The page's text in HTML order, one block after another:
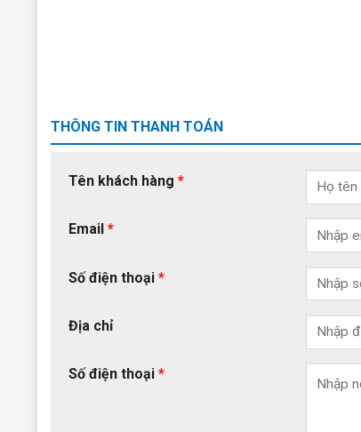
THÔNG TIN THANH TOÁN
Tên khách hàng *
Email *
Số điện thoại *
Địa chỉ
Số điện thoại *